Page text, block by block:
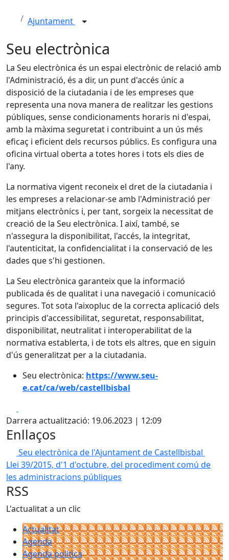
Ajuntament
Seu electrònica
La Seu electrònica és un espai electrònic de relació amb
l'Administració, és a dir, un punt d'accés únic a
disposició de la ciutadania i de les empreses que
representa una nova manera de realitzar les gestions
públiques, sense condicionaments horaris ni d'espai,
amb la màxima seguretat i contribuint a un ús més
eficaç i eficient dels recursos públics. Es configura una
oficina virtual oberta a totes hores i tots els dies de
l'any.
La normativa vigent reconeix el dret de la ciutadania i
les empreses a relacionar-se amb l'Administració per
mitjans electrònics i, per tant, sorgeix la necessitat de
creació de la Seu electrònica. I així, també, se
n'assegura la disponibilitat, l'accés, la integritat,
l'autenticitat, la confidencialitat i la conservació de les
dades que s'hi gestionen.
La Seu electrònica garanteix que la informació
publicada és de qualitat i una navegació i comunicació
segures. Tot sota l'aixopluc de la correcta aplicació dels
principis d'accessibilitat, seguretat, responsabilitat,
disponibilitat, neutralitat i interoperabilitat de la
normativa establerta, i de tots els altres, que en siguin
d'ús generalitzat per a la ciutadania.
Seu electrònica: https://www.seu-
e.cat/ca/web/castellbisbal
Darrera actualització: 19.06.2023 | 12:09
Enllaços
Seu electrònica de l'Ajuntament de Castellbisbal
Llei 39/2015, d'1 d'octubre, del procediment comú de
les administracions públiques
RSS
L'actualitat a un clic
Actualitat
Agenda
Agenda política